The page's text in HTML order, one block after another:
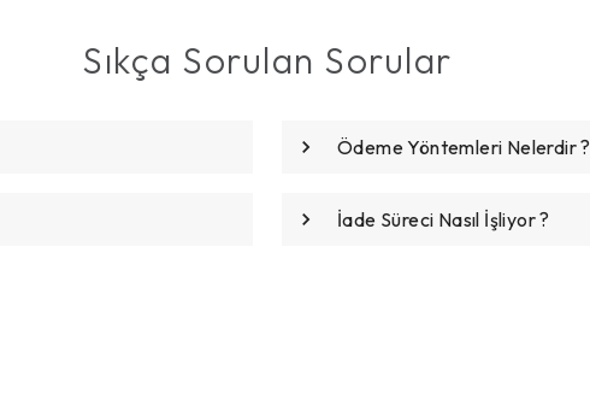
Sıkça Sorulan Sorular
Ödeme Yöntemleri Nelerdir ?
İade Süreci Nasıl İşliyor ?